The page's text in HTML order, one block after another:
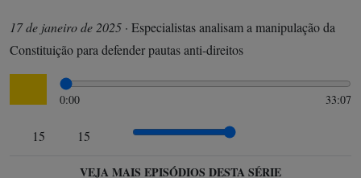
17 de janeiro de 2025 · Especialistas analisam a manipulação da
Constituição para defender pautas anti-direitos
0:00 33:07
15 15
VEJA MAIS EPISÓDIOS DESTA SÉRIE